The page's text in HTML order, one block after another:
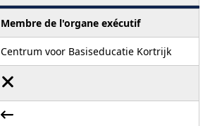
Membre de l'organe exécutif
Centrum voor Basiseducatie Kortrijk